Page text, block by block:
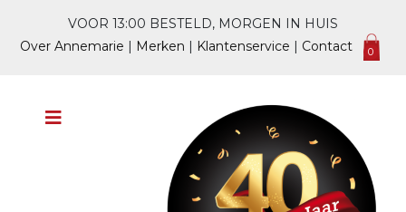
VOOR 13:00 BESTELD, MORGEN IN HUIS
Over Annemarie | Merken | Klantenservice | Contact 0